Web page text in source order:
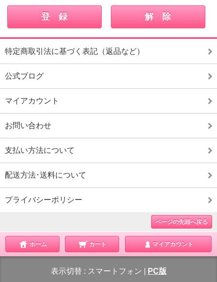
特定商取引法に基づく表記（返品など）
公式ブログ
マイアカウント
お問い合わせ
支払い方法について
配送方法･送料について
プライバシーポリシー
ページの先頭へ戻る
ホーム カート マイアカウント
表示切替 : スマートフォン PC版